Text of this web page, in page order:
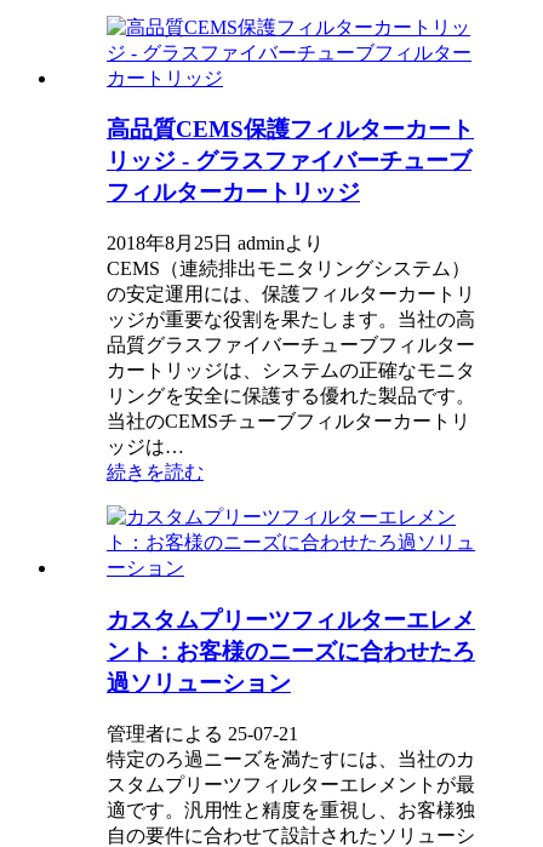
高品質CEMS保護フィルターカート
リッジ - グラスファイバーチューブ
フィルターカートリッジ
2018年8月25日 adminより
CEMS（連続排出モニタリングシステム）
の安定運用には、保護フィルターカートリ
ッジが重要な役割を果たします。当社の高
品質グラスファイバーチューブフィルター
カートリッジは、システムの正確なモニタ
リングを安全に保護する優れた製品です。
当社のCEMSチューブフィルターカートリ
ッジは…
続きを読む
カスタムプリーツフィルターエレメ
ント：お客様のニーズに合わせたろ
過ソリューション
管理者による 25-07-21
特定のろ過ニーズを満たすには、当社のカ
スタムプリーツフィルターエレメントが最
適です。汎用性と精度を重視し、お客様独
自の要件に合わせて設計されたソリューシ